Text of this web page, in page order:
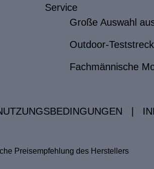
Service
Große Auswahl
Outdoor-
Fachmännische
Preisempfehlung des Herstellers